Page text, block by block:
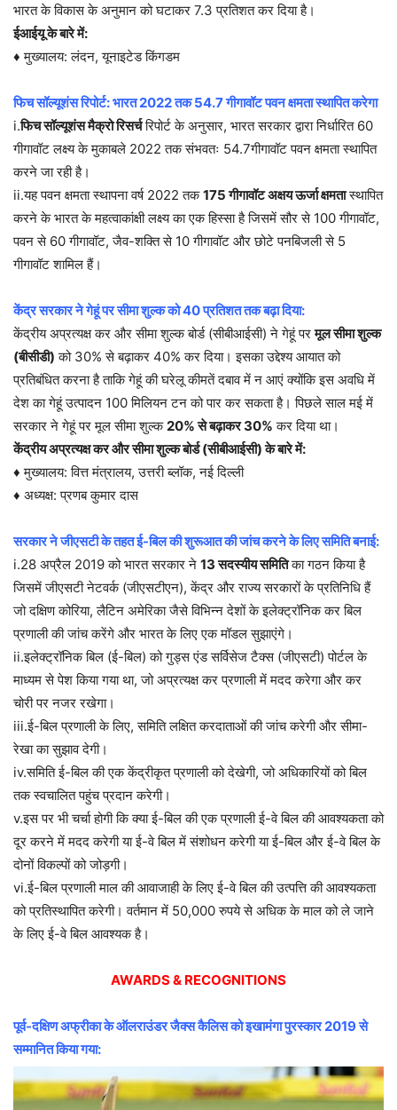
भारत के विकास के अनुमान को घटाकर 7.3 प्रतिशत कर दिया है।
ईआईयू के बारे में:
♦ मुख्यालय: लंदन, यूनाइटेड किंगडम
फिच सॉल्यूशंस रिपोर्ट: भारत 2022 तक 54.7 गीगावॉट पवन क्षमता स्थापित करेगा
i.फिच सॉल्यूशंस मैक्रो रिसर्चरिपोर्ट के अनुसार, भारत सरकार द्वारा निर्धारित 60
गीगावॉट लक्ष्य के मुकाबले 2022 तक संभवतः 54.7गीगावॉट पवन क्षमता स्थापित
करने जा रही है।
ii.यह पवन क्षमता स्थापना वर्ष 2022 तक175 गीगावॉट अक्षय ऊर्जा क्षमतास्थापित
करने के भारत के महत्वाकांक्षी लक्ष्य का एक हिस्सा है जिसमें सौर से 100 गीगावॉट,
पवन से 60 गीगावॉट, जैव-शक्ति से 10 गीगावॉट और छोटे पनबिजली से 5
गीगावॉट शामिल हैं।
केंद्र सरकार ने गेहूं पर सीमा शुल्क को 40 प्रतिशत तक बढ़ा दिया:
केंद्रीय अप्रत्यक्ष कर और सीमा शुल्क बोर्ड (सीबीआईसी) ने गेहूं परमूल सीमा शुल्क
(बीसीडी) को 30% से बढ़ाकर 40% कर दिया। इसका उद्देश्य आयात को
प्रतिबंधित करना है ताकि गेहूं की घरेलू कीमतें दबाव में न आएं क्योंकि इस अवधि में
देश का गेहूं उत्पादन 100 मिलियन टन को पार कर सकता है। पिछले साल मई में
सरकार ने गेहूं पर मूल सीमा शुल्क 20% से बढ़ाकर 30% कर दिया था।
केंद्रीय अप्रत्यक्ष कर और सीमा शुल्क बोर्ड (सीबीआईसी) के बारे में:
♦ मुख्यालय: वित्त मंत्रालय, उत्तरी ब्लॉक, नई दिल्ली
♦ अध्यक्ष: प्रणब कुमार दास
सरकार ने जीएसटी के तहत ई-बिल की शुरूआत की जांच करने के लिए समिति बनाई:
i.28 अप्रैल 2019 को भारत सरकार ने 13 सदस्यीय समितिका गठन किया है
जिसमें जीएसटी नेटवर्क (जीएसटीएन), केंद्र और राज्य सरकारों के प्रतिनिधि हैं
जो दक्षिण कोरिया, लैटिन अमेरिका जैसे विभिन्न देशों के इलेक्ट्रॉनिक कर बिल
प्रणाली की जांच करेंगे और भारत के लिए एक मॉडल सुझाएंगे।
ii.इलेक्ट्रॉनिक बिल (ई-बिल) को गुड्स एंड सर्विसेज टैक्स (जीएसटी) पोर्टल के
माध्यम से पेश किया गया था, जो अप्रत्यक्ष कर प्रणाली में मदद करेगा और कर
चोरी पर नजर रखेगा।
iii.ई-बिल प्रणाली के लिए, समिति लक्षित करदाताओं की जांच करेगी और सीमा-
रेखा का सुझाव देगी।
iv.समिति ई-बिल की एक केंद्रीकृत प्रणाली को देखेगी, जो अधिकारियों को बिल
तक स्वचालित पहुंच प्रदान करेगी।
v.इस पर भी चर्चा होगी कि क्या ई-बिल की एक प्रणाली ई-वे बिल की आवश्यकता को
दूर करने में मदद करेगी या ई-वे बिल में संशोधन करेगी या ई-बिल और ई-वे बिल के
दोनों विकल्पों को जोड़गी।
vi.ई-बिल प्रणाली माल की आवाजाही के लिए ई-वे बिल की उत्पत्ति की आवश्यकता
को प्रतिस्थापित करेगी। वर्तमान में 50,000 रुपये से अधिक के माल को ले जाने
के लिए ई-वे बिल आवश्यक है।
AWARDS & RECOGNITIONS
पूर्व-दक्षिण अफ्रीका के ऑलराउंडर जैक्स कैलिस को इखामंगा पुरस्कार 2019 से
सम्मानित किया गया: